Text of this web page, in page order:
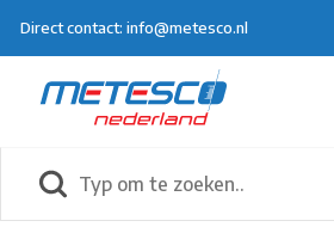
Direct contact: info@metesco.nl